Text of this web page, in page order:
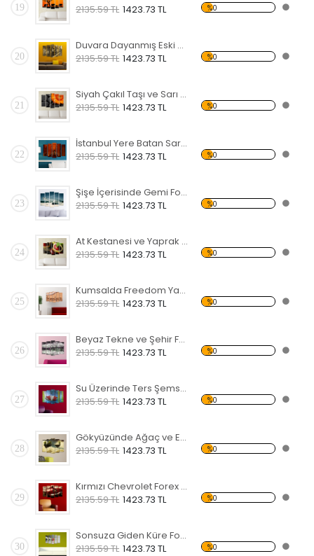
19
2135.59 TL 1423.73 TL %0
20
Duvara Dayanmış Eski Bisiklet Forex Tablo
2135.59 TL 1423.73 TL %0
21
Siyah Çakıl Taşı ve Sarı Çiçek Forex Tablo
2135.59 TL 1423.73 TL %0
22
İstanbul Yere Batan Sarnıcı Forex Tablo
2135.59 TL 1423.73 TL %0
23
Şişe İçerisinde Gemi Forex Tablo
2135.59 TL 1423.73 TL %0
24
At Kestanesi ve Yaprak Forex Tablo
2135.59 TL 1423.73 TL %0
25
Kumsalda Freedom Yazısı Forex Tablo
2135.59 TL 1423.73 TL %0
26
Beyaz Tekne ve Şehir Forex Tablo
2135.59 TL 1423.73 TL %0
27
Su Üzerinde Ters Şemsiye Forex Tablo
2135.59 TL 1423.73 TL %0
28
Gökyüzünde Ağaç ve Ev Forex Tablo
2135.59 TL 1423.73 TL %0
29
Kırmızı Chevrolet Forex Tablo
2135.59 TL 1423.73 TL %0
30
Sonsuza Giden Küre Forex Tablo
2135.59 TL 1423.73 TL %0